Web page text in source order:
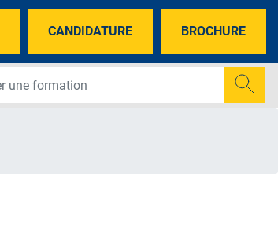
CANDIDATURE BROCHURE